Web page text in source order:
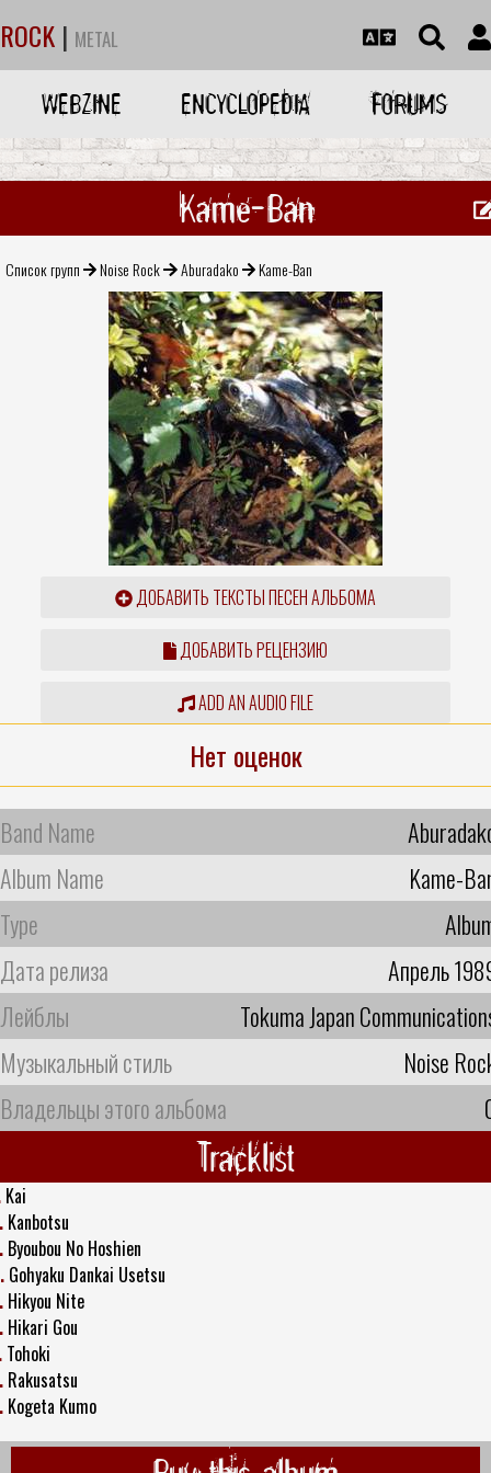
ROCK | METAL
WEBZINE ENCYCLOPEDIA FORUMS
Kame-Ban
Список групп Noise Rock Aburadako Kame-Ban
ДОБАВИТЬ ТЕКСТЫ ПЕСЕН АЛЬБОМА
ДОБАВИТЬ РЕЦЕНЗИЮ
ADD AN AUDIO FILE
Нет оценок
Band Name
Album Name
Kame-
Type
Дата релиза
Апрель
Лейблы
Tokuma Japan
Музыкальный стиль
Noise
Владельцы этого альбома
Tracklist
Kai
Kanbotsu
Byoubou No Hoshien
Gohyaku Dankai Usetsu
Hikyou Nite
Hikari Gou
Tohoki
Rakusatsu
Kogeta Kumo